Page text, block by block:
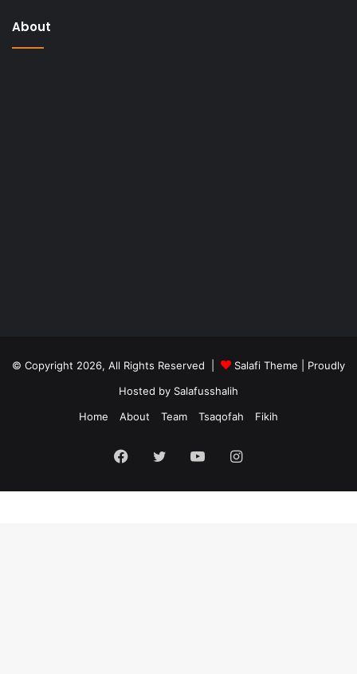
About
© Copyright 2026, All Rights Reserved | Salafi Theme | Proudly
Hosted by Salafusshalih
Home
About Team Tsaqofah Fikih
Facebook
Twitter YouTubeInstagram